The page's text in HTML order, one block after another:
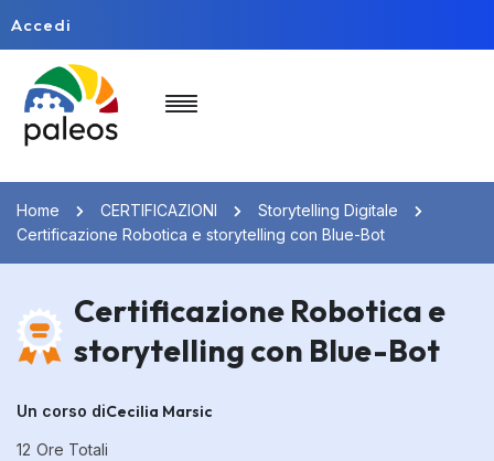
Accedi
Home CERTIFICAZIONI
Storytelling Digitale
Certificazione Robotica e storytelling con Blue-Bot
Certificazione Robotica e
storytelling con Blue-Bot
Un corso diCecilia Marsic
12 Ore Totali